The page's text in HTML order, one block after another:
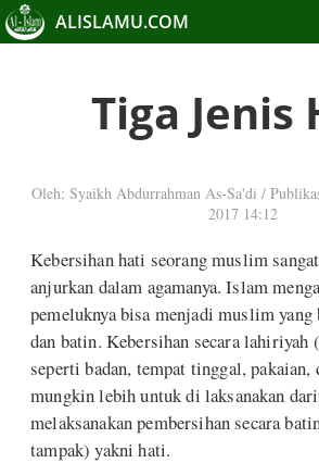
ALISLAMU.COM
Tiga Jenis
Oleh: Syaikh Abdurrahman As-Sa'di /
2017 14:12
Kebersihan hati seorang muslim
anjurkan dalam agamanya. Islam
pemeluknya bisa menjadi muslim
dan batin. Kebersihan secara lahiriyah
seperti badan, tempat tinggal,
mungkin lebih untuk di laksanakan
melaksanakan pembersihan secara
tampak) yakni hati.